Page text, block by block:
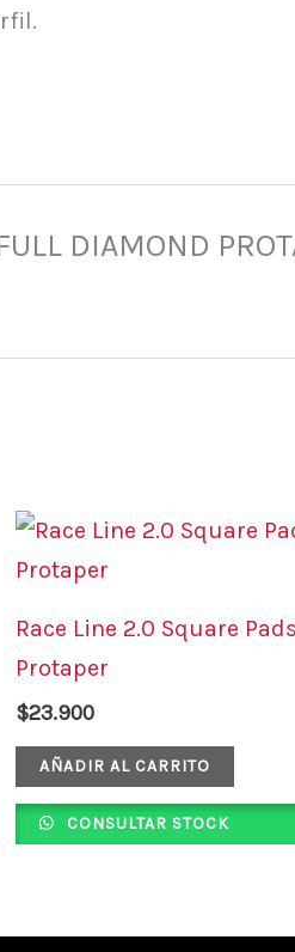
DIAMOND
Race Line 2.0 Square Pads
Protaper
$23.900
AÑADIR AL CARRITO
CONSULTAR STOCK